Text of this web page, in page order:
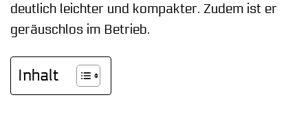
deutlich leichter und kompakter. Zudem ist er
geräuschlos im Betrieb.
Inhalt